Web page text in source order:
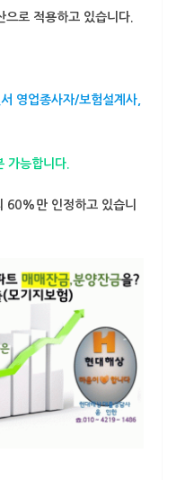
로 적용하고 있습니다.
영업종사자/보험설계사,
가능합니다.
60%만 인정하고 있습니